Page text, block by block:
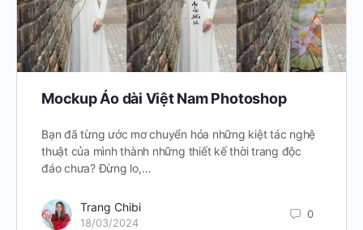
Mockup Áo dài Việt Nam Photoshop
Bạn đã từng ước mơ chuyển hóa những kiệt tác nghệ
thuật của mình thành những thiết kế thời trang độc
đáo chưa? Đừng lo,…
Trang Chibi
18/03/2024
0